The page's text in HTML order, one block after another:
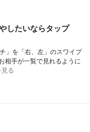
したいならタップ
」を「右、左」のスワイプ
相手が一覧で見れるように
る